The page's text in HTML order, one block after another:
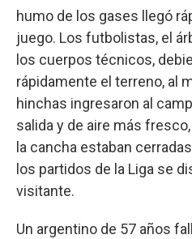
humo de los gases llegó
juego. Los futbolistas, el
los cuerpos técnicos,
rápidamente el terreno, al
hinchas ingresaron al
salida y de aire más
la cancha estaban
los partidos de la Liga se
visitante.
Un argentino de 57 años